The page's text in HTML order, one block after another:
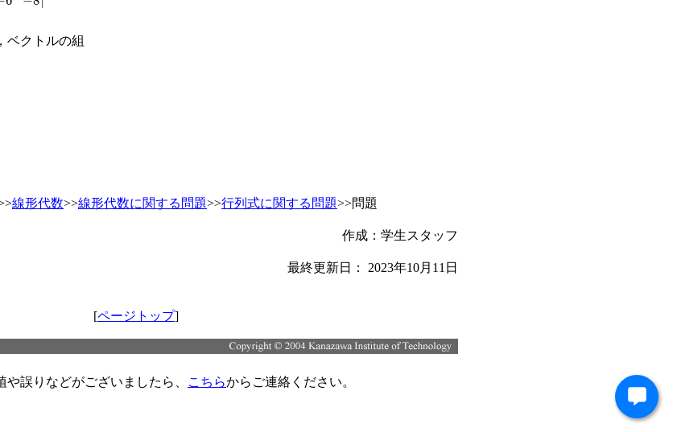
ベクトルの組
線形代数>>線形代数に関する問題>>行列式に関する問題>>問題
作成：学生スタッフ
最終更新日： 2023年10月11日
[ページトップ]
や誤りなどがございましたら、 こちらからご連絡ください。